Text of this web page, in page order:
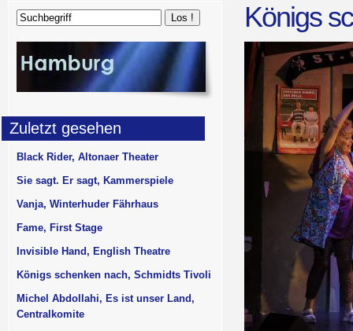
Königs
Zuletzt gesehen
Black Rider, Altonaer Theater
Sie sagt. Er sagt, Kammerspiele
Vanja, Winterhuder Fährhaus
Fame, First Stage
Invisible Hand, English Theatre
Königs schenken nach, Schmidts Tivoli
Michel Abdollahi, Es ist unser Land,
Centralkomite